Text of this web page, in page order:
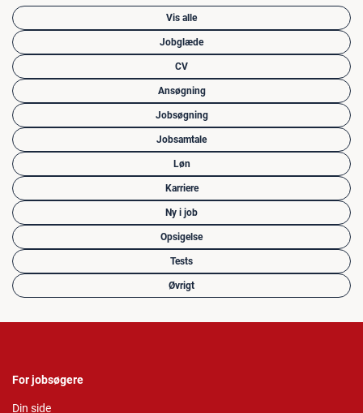
Vis alle
Jobglæde
CV
Ansøgning
Jobsøgning
Jobsamtale
Løn
Karriere
Ny i job
Opsigelse
Tests
Øvrigt
For jobsøgere
Din side